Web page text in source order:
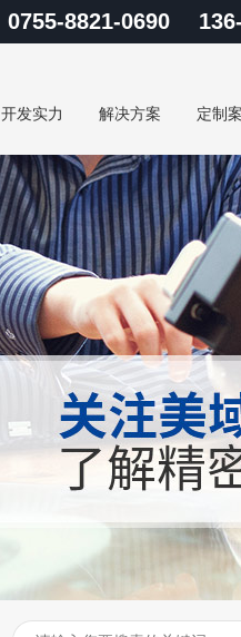
0755-8821-0690
开发实力 解决方案 定制